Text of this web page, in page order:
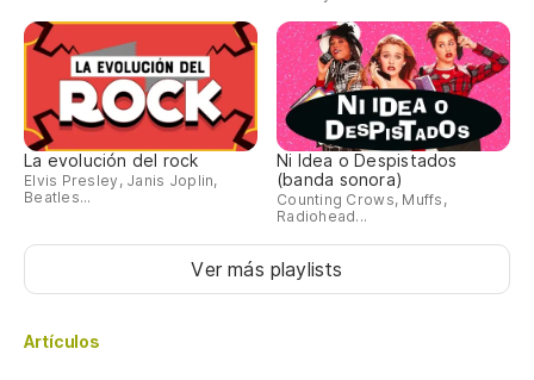
La evolución del rock
Elvis Presley, Janis Joplin,
Beatles...
Ni Idea o Despistados
(banda sonora)
Counting Crows, Muffs,
Radiohead...
Ver más playlists
Artículos